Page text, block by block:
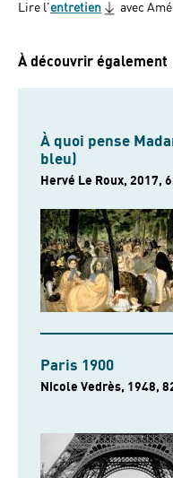
Lire l'entretien avec
À découvrir également
À quoi pense
bleu)
Hervé Le Roux, 2017,
Paris 1900
Nicole Vedrès, 1948,